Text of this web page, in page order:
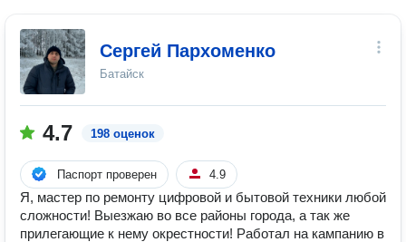
Сергей Пархоменко
Батайск
4.7 198 оценок
Паспорт проверен 4.9
Я, мacтеp по ремонту цифровой и бытовой теxники любой
cложности! Выезжаю во все районы города, а так же
прилегающие к нему окрестности! Рaботaл нa кампaнию в